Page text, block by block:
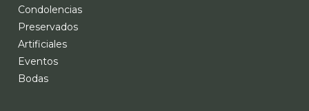
Condolencias
Preservados
Artificiales
Eventos
Bodas